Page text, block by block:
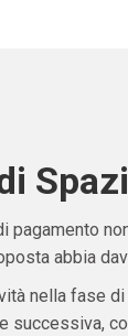
pagamento
abbia
nella fase
successiva,